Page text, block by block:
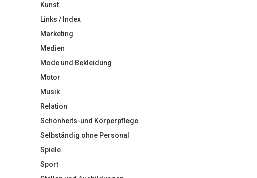
Kunst
Links / Index
Marketing
Medien
Mode und Bekleidung
Motor
Musik
Relation
Schönheits-und Körperpflege
Selbständig ohne Personal
Spiele
Sport